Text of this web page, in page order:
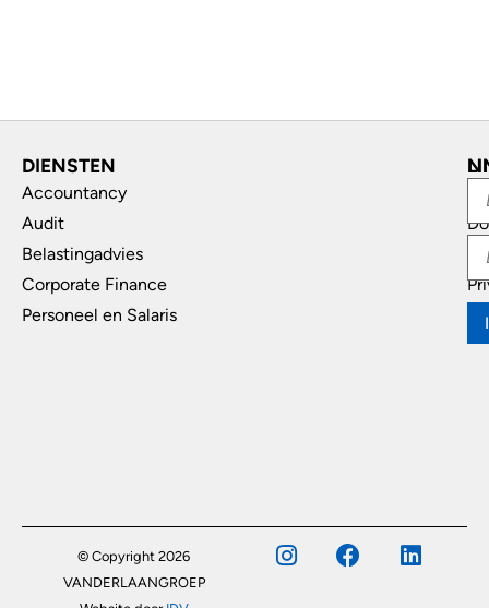
DIENSTEN
Accountancy
Audit
Belastingadvies
Corporate Finance
Personeel en Salaris
© Copyright 2026
VANDERLAANGROEP